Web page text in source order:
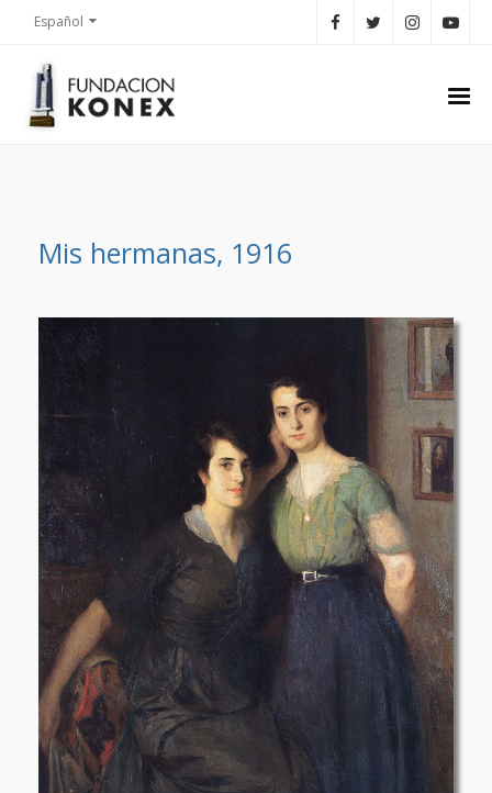
Español
Mis hermanas, 1916